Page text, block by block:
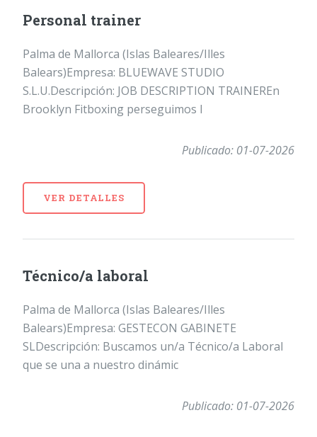
Personal trainer
Palma de Mallorca (Islas Baleares/Illes
Balears)Empresa: BLUEWAVE STUDIO
S.L.U.Descripción: JOB DESCRIPTION TRAINEREn
Brooklyn Fitboxing perseguimos l
Publicado: 01-07-2026
VER DETALLES
Técnico/a laboral
Palma de Mallorca (Islas Baleares/Illes
Balears)Empresa: GESTECON GABINETE
SLDescripción: Buscamos un/a Técnico/a Laboral
que se una a nuestro dinámic
Publicado: 01-07-2026